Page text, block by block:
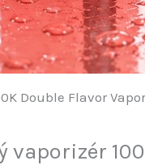
Double Flavor
vaporizér